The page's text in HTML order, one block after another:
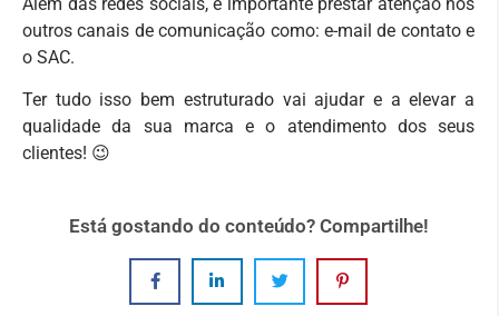
outros canais de comunicação como: e-mail de contato e
o SAC.
Ter tudo isso bem estruturado vai ajudar e a elevar a
qualidade da sua marca e o atendimento dos seus
clientes! 😉
Está gostando do conteúdo? Compartilhe!